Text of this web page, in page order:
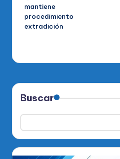
entradas
mantiene
procedimiento
extradición
Buscar